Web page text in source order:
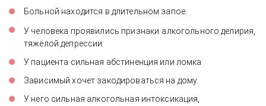
Больной находится в длительном запое.
У человека проявились признаки алкогольного делирия,
тяжёлой депрессии.
У пациента сильная абстиненция или ломка.
Зависимый хочет закодироваться на дому.
У него сильная алкогольная интоксикация,